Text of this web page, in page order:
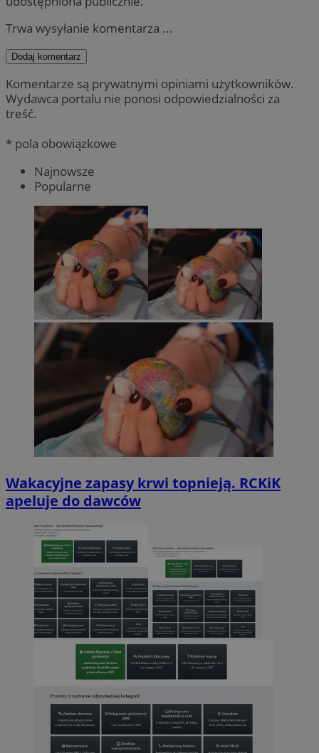
Trwa wysyłanie komentarza ...
Dodaj komentarz
Komentarze są prywatnymi opiniami użytkowników.
Wydawca portalu nie ponosi odpowiedzialności za
treść.
* pola obowiązkowe
Najnowsze
Popularne
Wakacyjne zapasy krwi topnieją. RCKiK
apeluje do dawców